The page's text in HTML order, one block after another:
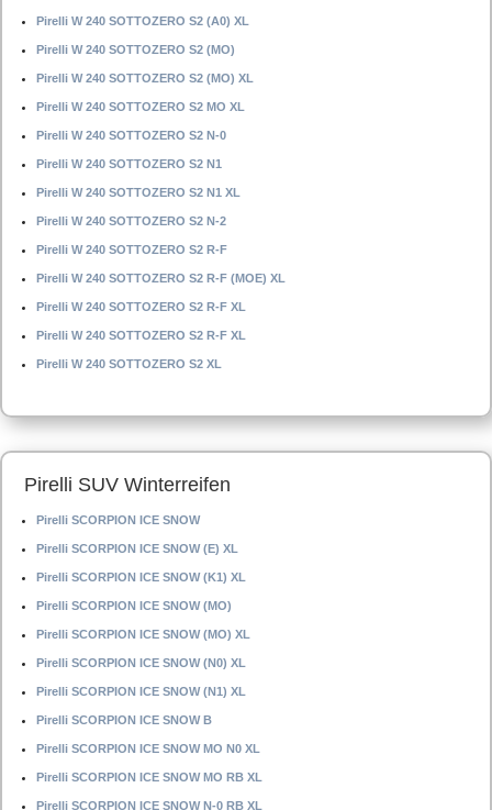
Pirelli W 240 SOTTOZERO S2 (A0) XL
Pirelli W 240 SOTTOZERO S2 (MO)
Pirelli W 240 SOTTOZERO S2 (MO) XL
Pirelli W 240 SOTTOZERO S2 MO XL
Pirelli W 240 SOTTOZERO S2 N-0
Pirelli W 240 SOTTOZERO S2 N1
Pirelli W 240 SOTTOZERO S2 N1 XL
Pirelli W 240 SOTTOZERO S2 N-2
Pirelli W 240 SOTTOZERO S2 R-F
Pirelli W 240 SOTTOZERO S2 R-F (MOE) XL
Pirelli W 240 SOTTOZERO S2 R-F XL
Pirelli W 240 SOTTOZERO S2 R-F XL
Pirelli W 240 SOTTOZERO S2 XL
Pirelli SUV Winterreifen
Pirelli SCORPION ICE SNOW
Pirelli SCORPION ICE SNOW (E) XL
Pirelli SCORPION ICE SNOW (K1) XL
Pirelli SCORPION ICE SNOW (MO)
Pirelli SCORPION ICE SNOW (MO) XL
Pirelli SCORPION ICE SNOW (N0) XL
Pirelli SCORPION ICE SNOW (N1) XL
Pirelli SCORPION ICE SNOW B
Pirelli SCORPION ICE SNOW MO N0 XL
Pirelli SCORPION ICE SNOW MO RB XL
Pirelli SCORPION ICE SNOW N-0 RB XL